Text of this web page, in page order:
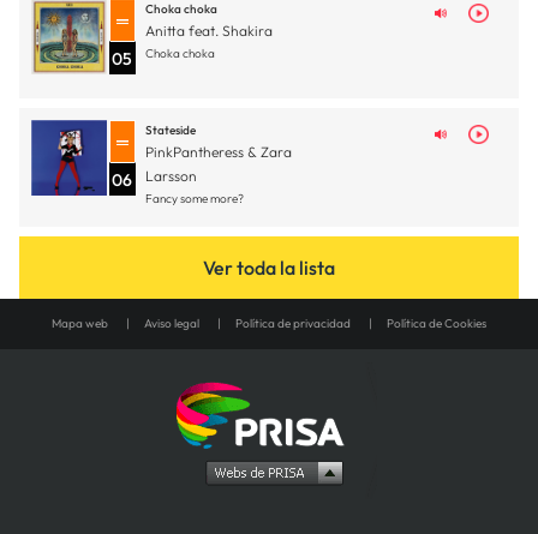
05
Choka choka
Anitta feat. Shakira
Choka choka
06
Stateside
PinkPantheress & Zara
Larsson
Fancy some more?
Ver toda la lista
Mapa web Aviso legal Política de privacidad Política de Cookies